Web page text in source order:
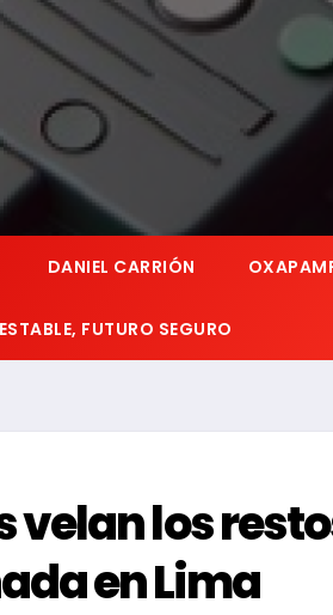
DANIEL CARRIÓN
FUTURO SEGURO
velan los
en Lima